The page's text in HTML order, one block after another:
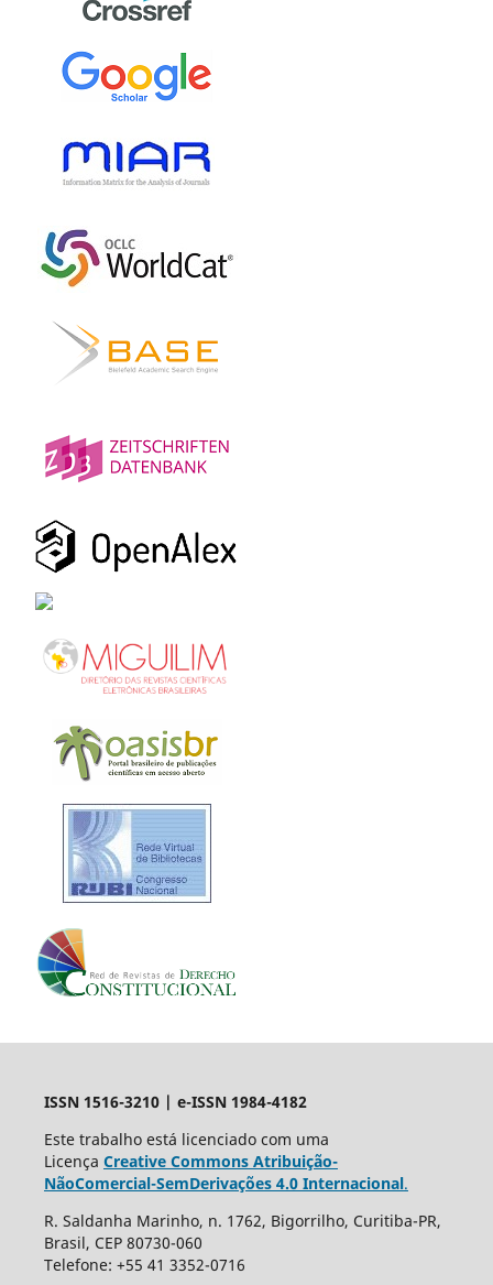
ISSN 1516-3210 | e-ISSN 1984-4182
Este trabalho está licenciado com uma
Licença Creative Commons Atribuição-
NãoComercial-SemDerivações 4.0 Internacional.
R. Saldanha Marinho, n. 1762, Bigorrilho, Curitiba-PR,
Brasil, CEP 80730-060
Telefone: +55 41 3352-0716